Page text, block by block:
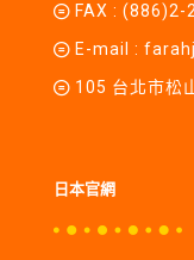
FAX : (886)2-
E-mail :
105 台北市松
日本官網